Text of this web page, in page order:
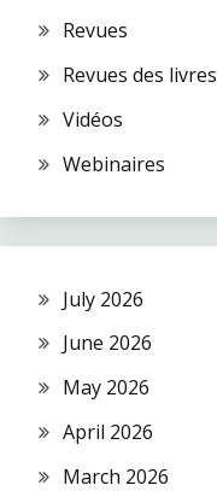
Revues
Revues des livres
Vidéos
Webinaires
July 2026
June 2026
May 2026
April 2026
March 2026